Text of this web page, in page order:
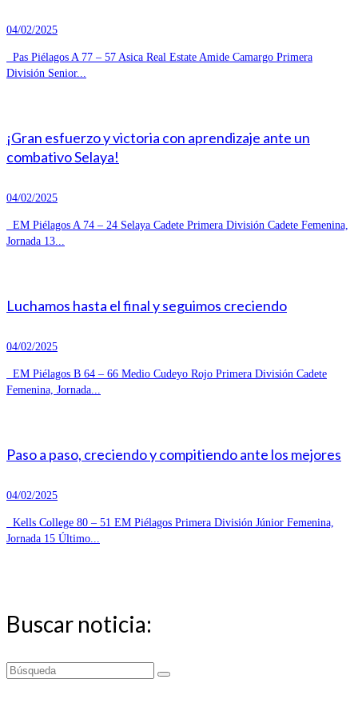
04/02/2025
Pas Piélagos A 77 – 57 Asica Real Estate Amide Camargo Primera
División Senior...
¡Gran esfuerzo y victoria con aprendizaje ante un
combativo Selaya!
04/02/2025
EM Piélagos A 74 – 24 Selaya Cadete Primera División Cadete Femenina,
Jornada 13...
Luchamos hasta el final y seguimos creciendo
04/02/2025
EM Piélagos B 64 – 66 Medio Cudeyo Rojo Primera División Cadete
Femenina, Jornada...
Paso a paso, creciendo y compitiendo ante los mejores
04/02/2025
Kells College 80 – 51 EM Piélagos Primera División Júnior Femenina,
Jornada 15 Último...
Buscar noticia:
Buscar